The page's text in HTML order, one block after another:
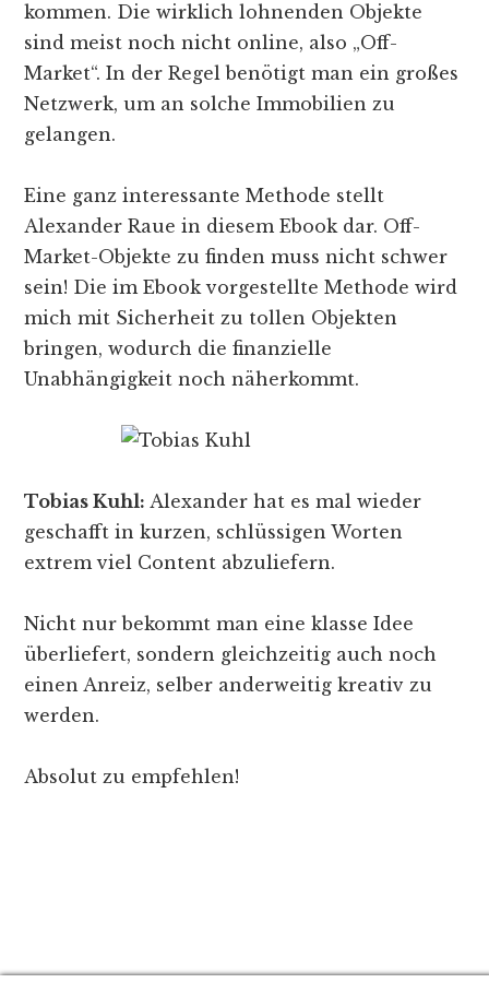
kommen. Die wirklich lohnenden Objekte
sind meist noch nicht online, also „Off-
Market“. In der Regel benötigt man ein großes
Netzwerk, um an solche Immobilien zu
gelangen.
Eine ganz interessante Methode stellt
Alexander Raue in diesem Ebook dar. Off-
Market-Objekte zu finden muss nicht schwer
sein! Die im Ebook vorgestellte Methode wird
mich mit Sicherheit zu tollen Objekten
bringen, wodurch die finanzielle
Unabhängigkeit noch näherkommt.
Tobias Kuhl: Alexander hat es mal wieder
geschafft in kurzen, schlüssigen Worten
extrem viel Content abzuliefern.
Nicht nur bekommt man eine klasse Idee
überliefert, sondern gleichzeitig auch noch
einen Anreiz, selber anderweitig kreativ zu
werden.
Absolut zu empfehlen!